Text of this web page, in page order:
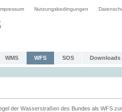
Nutzungsbedingungen
WMS WFS SOS Downloads
der Wasserstraßen des Bundes als WFS zur